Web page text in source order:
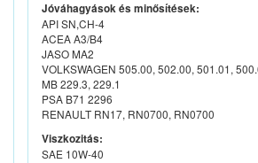
Jóváhagyások és minősítések:
API SN,CH-4
ACEA A3/B4
JASO MA2
VOLKSWAGEN 505.00, 502.00, 501.01,
MB 229.3, 229.1
PSA B71 2296
RENAULT RN17, RN0700, RN0700
Viszkozitás:
SAE 10W-40